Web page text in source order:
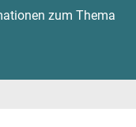
zum Thema